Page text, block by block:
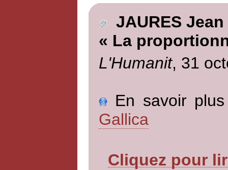
JAURES Jean
« La
L'Humanit, 31
En savoir
Gallica
Cliquez pour